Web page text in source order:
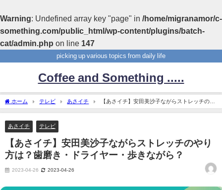
Warning: Undefined array key "page" in /home/migranamor/c-
something.com/public_html/wp-content/plugins/batch-
cat/admin.php on line 147
picking up various topics from daily life
Coffee and Something .....
ホーム テレビ あさイチ
【あさイチ】安田美沙子ながらストレッチのや
り方は？歯磨き・ドライヤー・歩きながら？
あさイチ テレビ
【あさイチ】安田美沙子ながらストレッチのやり
方は？歯磨き・ドライヤー・歩きながら？
2023-04-26 2023-04-26